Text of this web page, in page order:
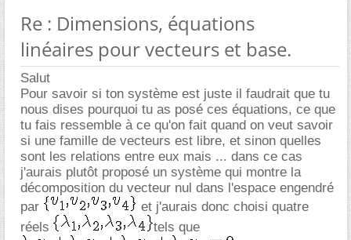
Re : Dimensions, équations
linéaires pour vecteurs et base.
Salut
Pour savoir si ton système est juste il faudrait que tu
nous dises pourquoi tu as posé ces équations, ce que
tu fais ressemble à ce qu'on fait quand on veut savoir
si une famille de vecteurs est libre, et sinon quelles
sont les relations entre eux mais ... dans ce cas
j'aurais plutôt proposé un système qui montre la
décomposition du vecteur nul dans l'espace engendré
par
et j'aurais donc choisi quatre
réels
tels que